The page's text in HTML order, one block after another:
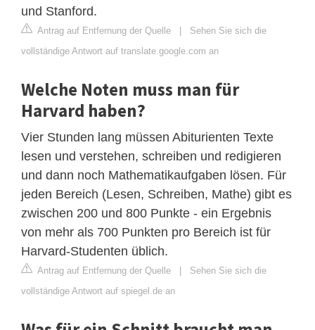
und Stanford.
Antrag auf Entfernung der Quelle | Sehen Sie sich die
vollständige Antwort auf translate.google.com an
Welche Noten muss man für
Harvard haben?
Vier Stunden lang müssen Abiturienten Texte
lesen und verstehen, schreiben und redigieren
und dann noch Mathematikaufgaben lösen. Für
jeden Bereich (Lesen, Schreiben, Mathe) gibt es
zwischen 200 und 800 Punkte - ein Ergebnis
von mehr als 700 Punkten pro Bereich ist für
Harvard-Studenten üblich.
Antrag auf Entfernung der Quelle | Sehen Sie sich die
vollständige Antwort auf spiegel.de an